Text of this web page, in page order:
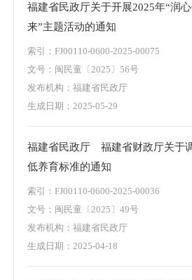
福建省民政厅关于开展2025年“润
来”主题活动的通知
索引： FJ00110-0600-2025-00075
文号： 闽民童〔2025〕56号
发布机构： 福建省民政厅
生成日期： 2025-05-29
福建省民政厅 福建省财政厅关于
低养育标准的通知
索引： FJ00110-0600-2025-00036
文号： 闽民童〔2025〕49号
发布机构： 福建省民政厅
生成日期： 2025-04-18